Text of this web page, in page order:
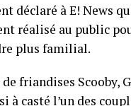
déclaré à E! News
réalisé au public
plus familial.
friandises Scooby,
à casté l’un des